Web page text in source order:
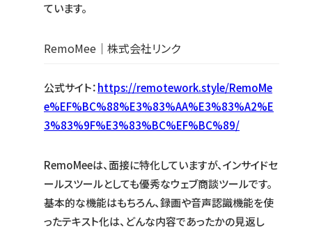
ています。
RemoMee｜株式会社リンク
公式サイト：https://remotework.style/RemoMe
e%EF%BC%88%E3%83%AA%E3%83%A2%E
3%83%9F%E3%83%BC%EF%BC%89/
RemoMeeは、面接に特化していますが、インサイドセ
ールスツールとしても優秀なウェブ商談ツールです。
基本的な機能はもちろん、録画や音声認識機能を使
ったテキスト化は、どんな内容であったかの見返し